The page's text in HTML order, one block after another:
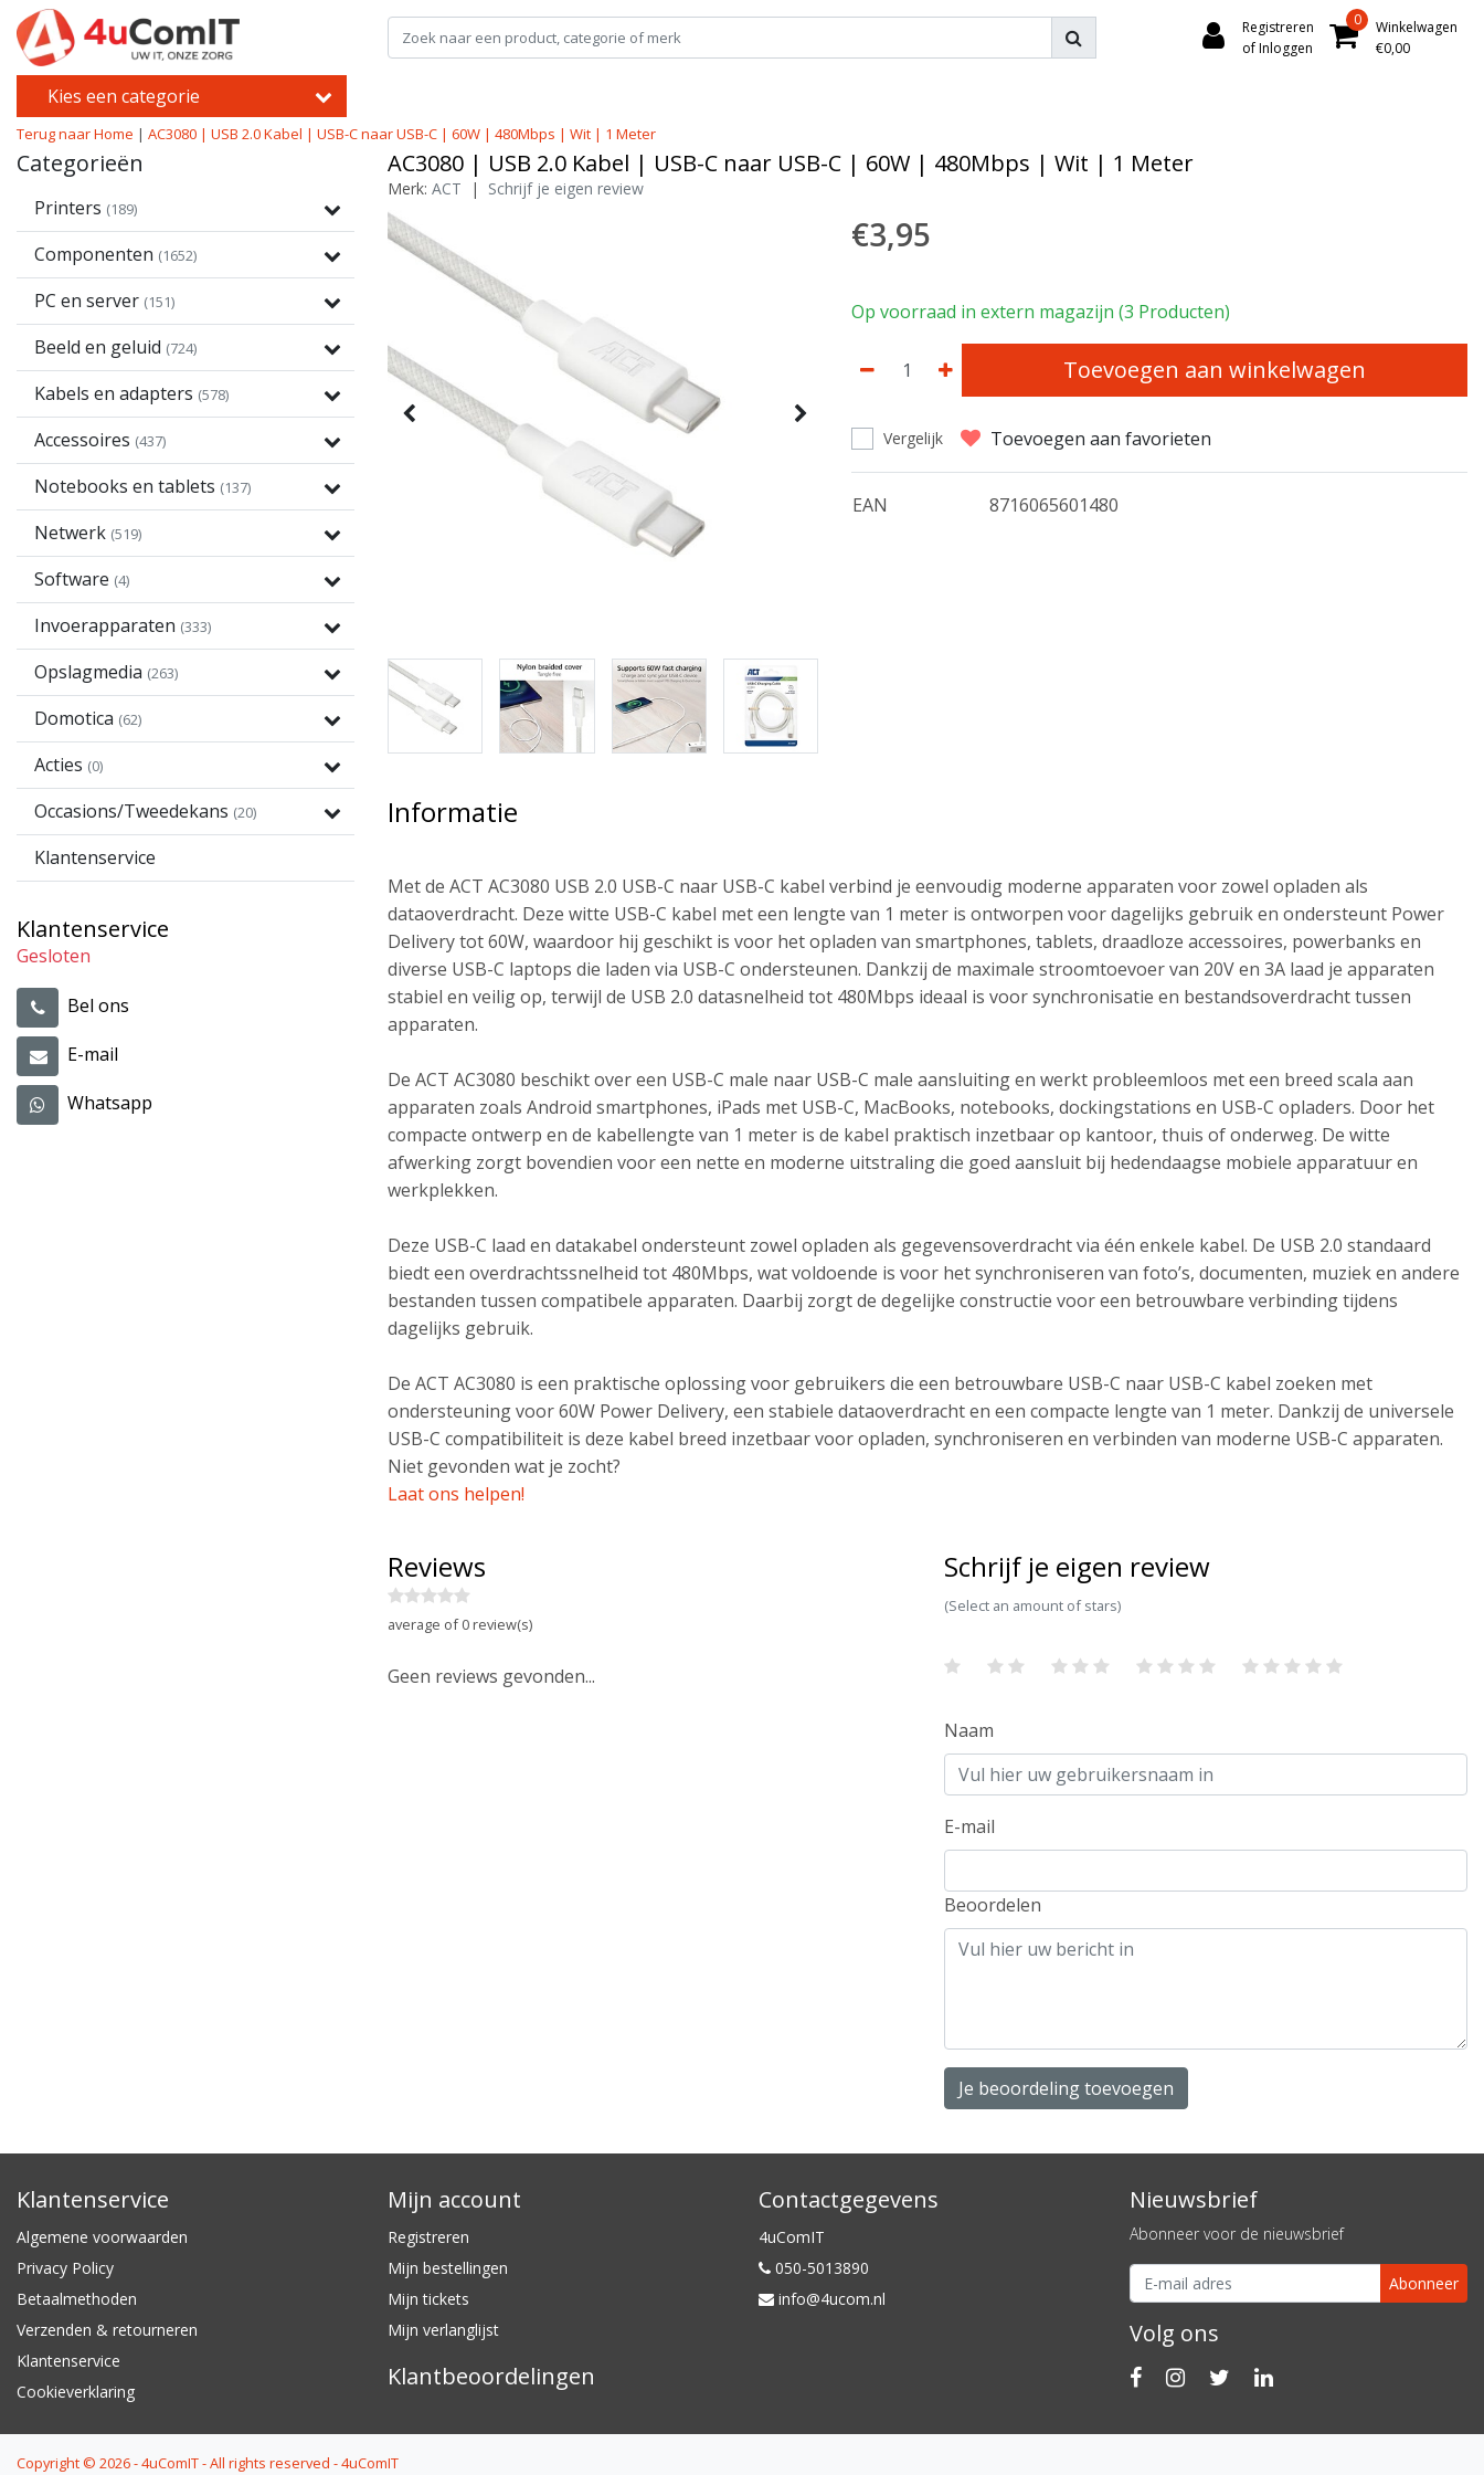
Registreren
of Inloggen
0
Winkelwagen
€0,00
Kies een categorie
Terug naar Home | AC3080 | USB 2.0 Kabel | USB-C naar USB-C | 60W | 480Mbps | Wit | 1 Meter
Categorieën
Printers (189)
Componenten (1652)
PC en server (151)
Beeld en geluid (724)
Kabels en adapters (578)
Accessoires (437)
Notebooks en tablets (137)
Netwerk (519)
Software (4)
Invoerapparaten (333)
Opslagmedia (263)
Domotica (62)
Acties (0)
Occasions/Tweedekans (20)
Klantenservice
Klantenservice
Gesloten
Bel ons
E-mail
Whatsapp
AC3080 | USB 2.0 Kabel | USB-C naar USB-C | 60W | 480Mbps | Wit | 1 Meter
Merk: ACT | Schrijf je eigen review
€3,95
Op voorraad in extern magazijn (3 Producten)
Toevoegen aan winkelwagen
Vergelijk Toevoegen aan favorieten
EAN 8716065601480
Informatie
Met de ACT AC3080 USB 2.0 USB-C naar USB-C kabel verbind je eenvoudig moderne apparaten voor zowel opladen als
dataoverdracht. Deze witte USB-C kabel met een lengte van 1 meter is ontworpen voor dagelijks gebruik en ondersteunt Power
Delivery tot 60W, waardoor hij geschikt is voor het opladen van smartphones, tablets, draadloze accessoires, powerbanks en
diverse USB-C laptops die laden via USB-C ondersteunen. Dankzij de maximale stroomtoevoer van 20V en 3A laad je apparaten
stabiel en veilig op, terwijl de USB 2.0 datasnelheid tot 480Mbps ideaal is voor synchronisatie en bestandsoverdracht tussen
apparaten.
De ACT AC3080 beschikt over een USB-C male naar USB-C male aansluiting en werkt probleemloos met een breed scala aan
apparaten zoals Android smartphones, iPads met USB-C, MacBooks, notebooks, dockingstations en USB-C opladers. Door het
compacte ontwerp en de kabellengte van 1 meter is de kabel praktisch inzetbaar op kantoor, thuis of onderweg. De witte
afwerking zorgt bovendien voor een nette en moderne uitstraling die goed aansluit bij hedendaagse mobiele apparatuur en
werkplekken.
Deze USB-C laad en datakabel ondersteunt zowel opladen als gegevensoverdracht via één enkele kabel. De USB 2.0 standaard
biedt een overdrachtssnelheid tot 480Mbps, wat voldoende is voor het synchroniseren van foto’s, documenten, muziek en andere
bestanden tussen compatibele apparaten. Daarbij zorgt de degelijke constructie voor een betrouwbare verbinding tijdens
dagelijks gebruik.
De ACT AC3080 is een praktische oplossing voor gebruikers die een betrouwbare USB-C naar USB-C kabel zoeken met
ondersteuning voor 60W Power Delivery, een stabiele dataoverdracht en een compacte lengte van 1 meter. Dankzij de universele
USB-C compatibiliteit is deze kabel breed inzetbaar voor opladen, synchroniseren en verbinden van moderne USB-C apparaten.
Niet gevonden wat je zocht?
Laat ons helpen!
Reviews
average of 0 review(s)
Geen reviews gevonden...
Schrijf je eigen review
(Select an amount of stars)
Naam
E-mail
Beoordelen
Je beoordeling toevoegen
Klantenservice
Algemene voorwaarden
Privacy Policy
Betaalmethoden
Verzenden & retourneren
Klantenservice
Cookieverklaring
Mijn account
Registreren
Mijn bestellingen
Mijn tickets
Mijn verlanglijst
Klantbeoordelingen
Contactgegevens
4uComIT
050-5013890
info@4ucom.nl
Nieuwsbrief
Abonneer voor de nieuwsbrief
Abonneer
Volg ons
Copyright © 2026 - 4uComIT - All rights reserved - 4uComIT